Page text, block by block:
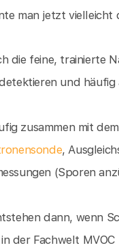
man jetzt vielleicht
die feine, trainierte
und
zusammen mit
,
(Sporen
dann, wenn
der Fachwelt